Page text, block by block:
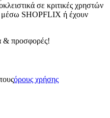
σε κριτικές χρηστών
μέσω SHOPFLIX ή έχουν
& προσφορές!
όρους χρήσης